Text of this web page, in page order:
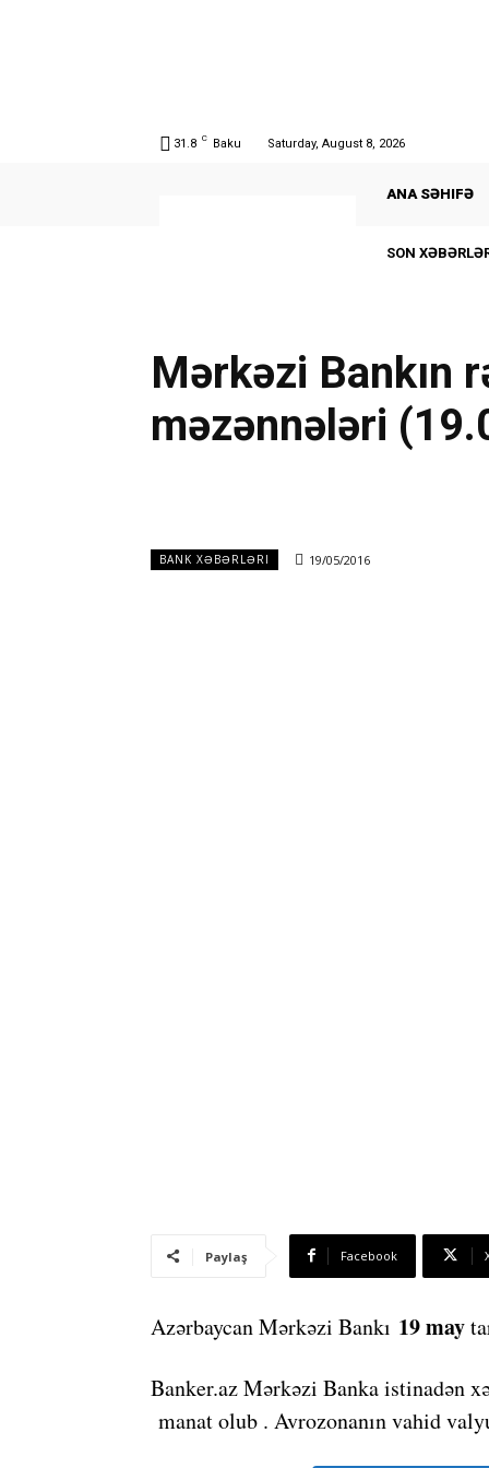
31.8 C Baku Saturday, August 8, 2026
ANA SƏHIFƏ
SON
Mərkəzi Bankın
məzənnələri
BANK XƏBƏRLƏRI 19/05/2016
Paylaş Facebook
Azərbaycan Mərkəzi Bankı 19 may
Banker.az Mərkəzi Banka istinadən
manat olub . Avrozonanın vahid